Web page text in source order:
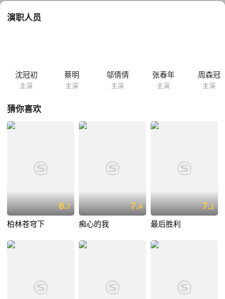
识后，一颗缺少温暖的心也得到了不少安慰。于是他们常常在夜晚的后花
出于对他的真情，在这一晚许身于他。万万没有想到，这位张公子一去几
个月没有回音，不幸怜娟已经怀孕。 这件事被父母得知后，先是迁怒
演职人员
沈冠初
主演
蔡明
主演
邬倩倩
主演
张春年
主演
周森冠
主演
猜你喜欢
8.7
柏林苍穹下
7.4
痴心的我
7.1
最后胜利